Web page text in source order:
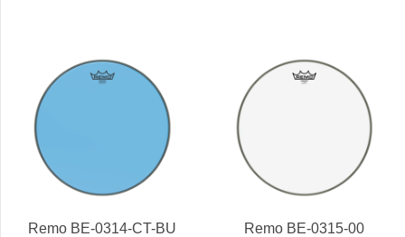
Remo BE-0314-CT-BU
Remo BE-0315-00